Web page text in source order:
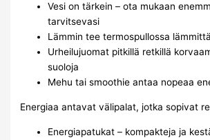
Vesi on tärkein – ota mukaan
tarvitsevasi
Lämmin tee termospullossa
Urheilujuomat pitkillä retkillä
suoloja
Mehu tai smoothie antaa nopeaa
Energiaa antavat välipalat, jotka sopivat
Energiapatukat – kompakteja ja